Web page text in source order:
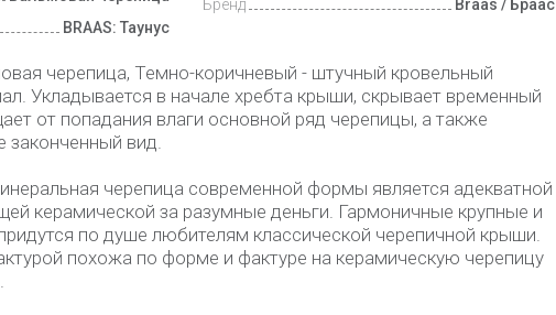
BRAAS: Таунус
Бренд
Braas / Браас
черепица, Темно-коричневый - штучный кровельный
Укладывается в начале хребта крыши, скрывает временный
от попадания влаги основной ряд черепицы, а также
законченный вид.
черепица современной формы является адекватной
керамической за разумные деньги. Гармоничные крупные и
по душе любителям классической черепичной крыши.
похожа по форме и фактуре на керамическую черепицу